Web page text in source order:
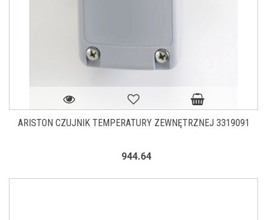
ARISTON CZUJNIK TEMPERATURY ZEWNĘTRZNEJ 3319091
944.64